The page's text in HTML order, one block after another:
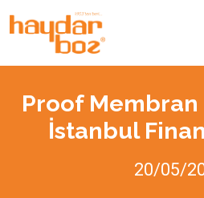
Proof Membran
İstanbul
20/05/